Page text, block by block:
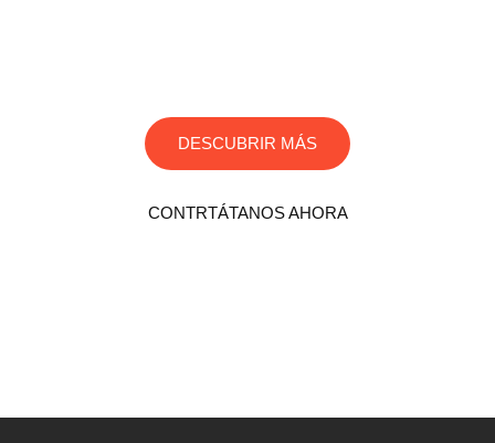
DESCUBRIR MÁS
CONTRTÁTANOS AHORA